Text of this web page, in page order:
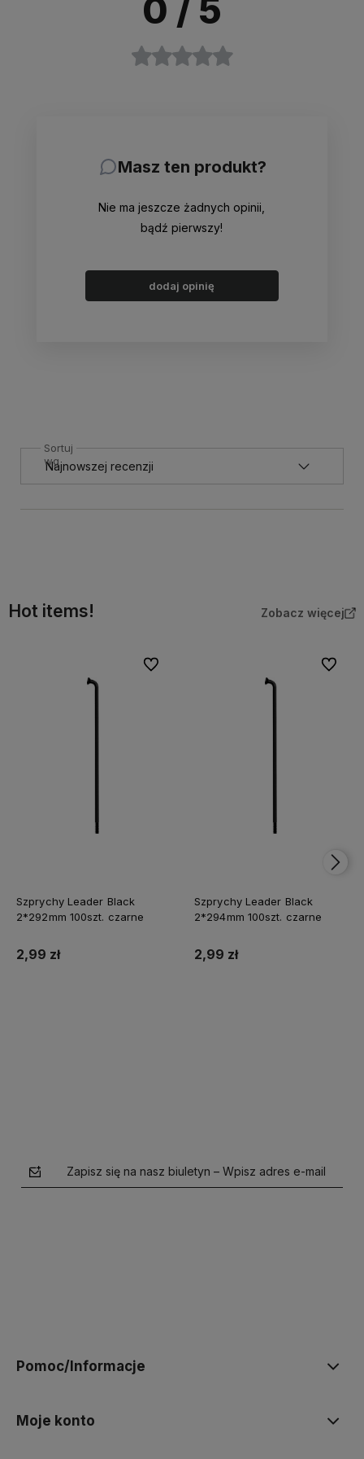
0 / 5
Masz ten produkt?
Nie ma jeszcze żadnych opinii,
bądź pierwszy!
dodaj opinię
Sortuj
wg
Hot items! Zobacz więcej
Szprychy Leader Black
2*292mm 100szt. czarne
2,99 zł
Do ulubionych
Szprychy Leader Black
2*294mm 100szt. czarne
2,99 zł
Do
Zapisz się na nasz biuletyn – Wpisz adres e-mail
Pomoc/Informacje
Moje konto